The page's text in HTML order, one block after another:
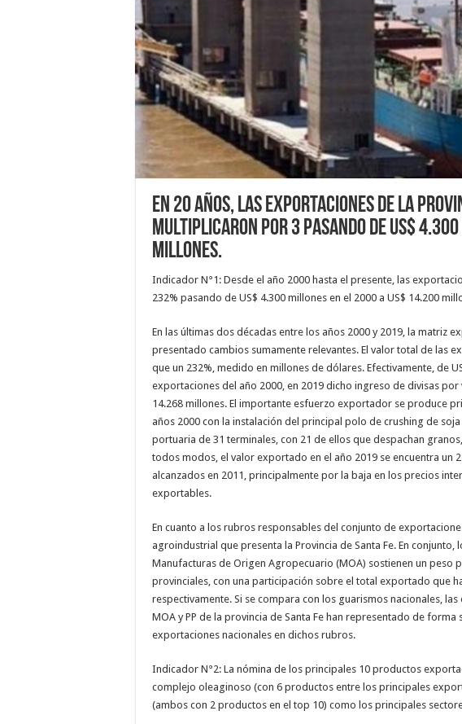
En 20 años, las exportaciones de la
multiplicaron por 3 pasando de US$
millones.
Indicador N°1: Desde el año 2000 hasta el presente, las
232% pasando de US$ 4.300 millones en el 2000 a US$ 14.200
En las últimas dos décadas entre los años 2000 y 2019, la matriz
presentado cambios sumamente relevantes. El valor total de las
que un 232%, medido en millones de dólares. Efectivamente, de
exportaciones del año 2000, en 2019 dicho ingreso de divisas
14.268 millones. El importante esfuerzo exportador se produce
años 2000 con la instalación del principal polo de crushing de
portuaria de 31 terminales, con 21 de ellos que despachan
todos modos, el valor exportado en el año 2019 se encuentra un
alcanzados en 2011, principalmente por la baja en los precios
exportables.
En cuanto a los rubros responsables del conjunto de
agroindustrial que presenta la Provincia de Santa Fe. En conjunto,
Manufacturas de Origen Agropecuario (MOA) sostienen un peso
provinciales, con una participación sobre el total exportado que
respectivamente. Si se compara con los guarismos nacionales,
MOA y PP de la provincia de Santa Fe han representado de
exportaciones nacionales en dichos rubros.
Indicador N°2: La nómina de los principales 10 productos
complejo oleaginoso (con 6 productos entre los principales
(ambos con 2 productos en el top 10) como los principales